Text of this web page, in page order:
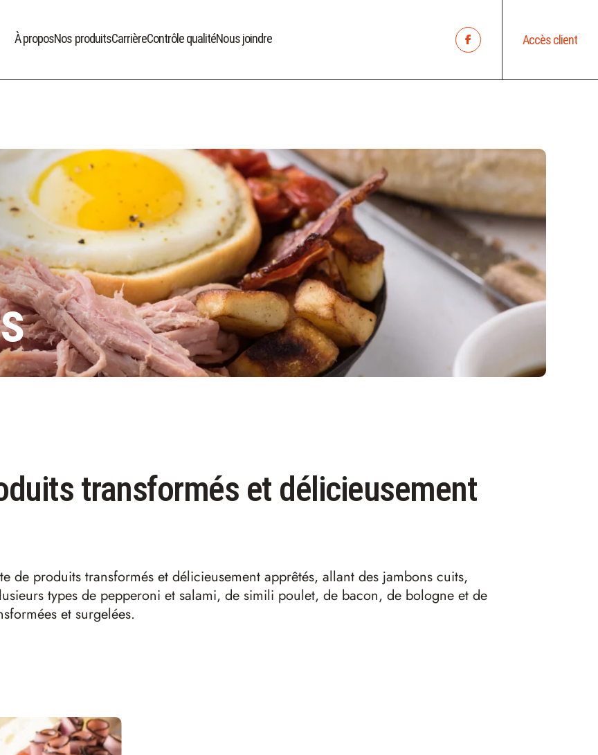
À proposNos produitsCarrièreContrôle qualitéNous joindre Accès client
transformés et délicieusement
de produits transformés et délicieusement apprêtés, allant des jambons cuits,
types de pepperoni et salami, de simili poulet, de bacon, de bologne et de
et surgelées.